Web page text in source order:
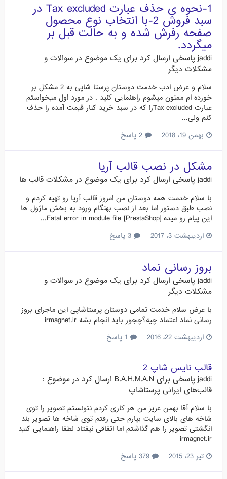
1-نحوه ی حذف عبارت Tax excluded در
سبد فروش 2-با انتخاب نوع محصول
صفحه رفرش شده و به حالت قبل بر
میگردد.
jaddiپاسخی ارسال کرد برای یک موضوع در سوالات و
مشکلات دیگر
سلام و عرض ادب خدمت دوستان پرستا شاپی به 2 مشکل بر
خورده ام ممنون میشوم راهنمایی کنید . در مورد اول میخواستم
عبارت Tax excludedرا که در سبد خرید کنار قیمت آمده را حذف
کنم ولی...
بهمن 19، 2018
مشکل در نصب قالب آریا
jaddiپاسخی ارسال کرد برای یک موضوع در مشکلات قالب ها
با سلام خدمت همه دوستان من امروز قالب آریا رو تهیه کردم و
نصب طبق دستور اما بعد از نصب بهنگام ورود به بخش ماژول ها
این پیام رو میده [PrestaShop] Fatal error in module file...
اردیبهشت 3، 2017
بروز رسانی نماد
jaddi پاسخی ارسال کرد برای یک موضوع در سوالات و
مشکلات دیگر
با عرض سلام خدمت تمامی دوستان پرستاشاپی این ماجرای بروز
رسانی نماد اعتماد چیه؟چجور باید انجام بشه irmagnet.ir
اردیبهشت 22، 2016
قالب نایس شاپ 2
jaddi پاسخی برای B.A.H.M.A.N ارسال کرد در موضوع :
قالب‌های ایرانی پرستاشاپ
با سلام آقا بهمن عزیز من هر کاری کردم نتونستم تصویر را توی
شاخه های بالای سایت بیارم حتی رفتم توی شاخه ها تصویر بند
انگشتی تصویر را هم گذاشتم اما اتفاقی نیفتاد لطفا راهنمایی کنید
irmagnet.ir
تیر 23، 2015